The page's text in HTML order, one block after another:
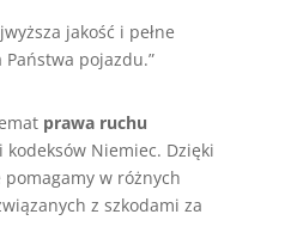
jakość i pełne
pojazdu.”
prawa ruchu
Niemiec. Dzięki
w różnych
z szkodami za